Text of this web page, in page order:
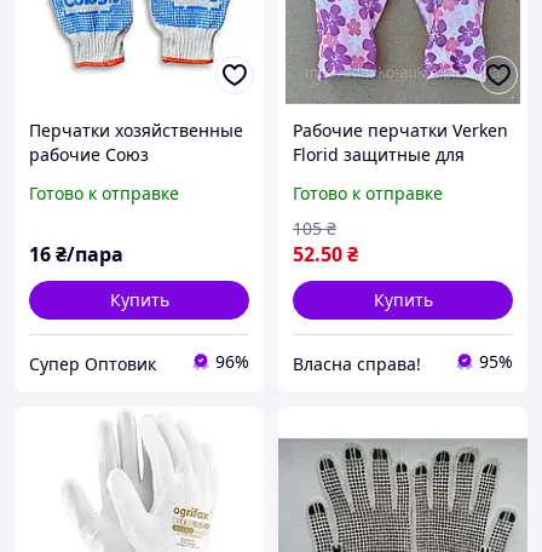
Перчатки хозяйственные
рабочие Союз
для дачи, огорода,
Готово к отправке
16₴/пара
Купить
Супер Оптовик 96%
Рабочие перчатки Verken
Florid защитные для
прочные и удобные
Готово к отправке
52.50₴
105 ₴
Купить
Власна справа! 95%